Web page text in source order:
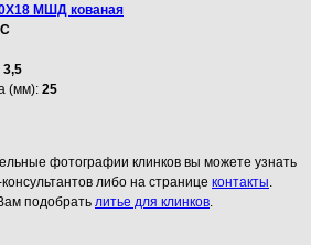
МШД кованая
3,5
(мм): 25
фотографии клинков вы можете узнать
либо на странице контакты.
подобрать литье для клинков.